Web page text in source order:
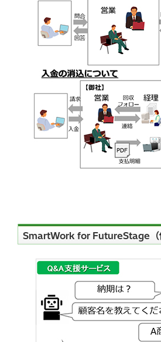
SmartWork for FutureStage（